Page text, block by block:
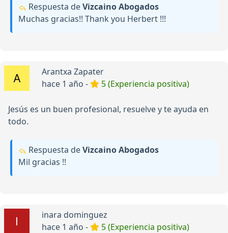
Respuesta deVizcaino Abogados
Muchas gracias!! Thank you Herbert !!!
Arantxa Zapater
hace 1 año -
5 (Experiencia positiva)
Jesús es un buen profesional, resuelve y te ayuda en
todo.
Respuesta deVizcaino Abogados
Mil gracias !!
inara dominguez
hace 1 año -
5 (Experiencia positiva)